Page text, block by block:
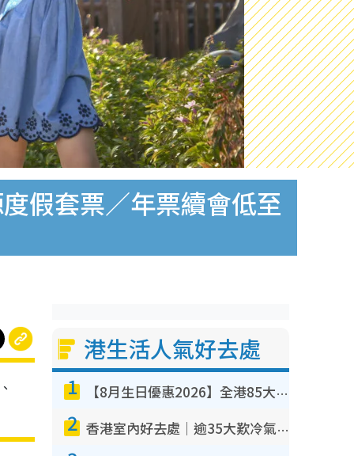
假套票／年票續會低至
港生活人氣好去處
1 【8月生日優惠2026】全港85大食買玩著數攻略 自助餐/火鍋放題同行免費＋誠品/DONKI送現金券
2 香港室內好去處｜逾35大歎冷氣室內好去處推介 室內活動免費避雨無懼落雨